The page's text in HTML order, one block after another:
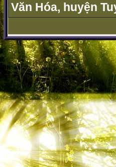
Văn Hóa, huyện